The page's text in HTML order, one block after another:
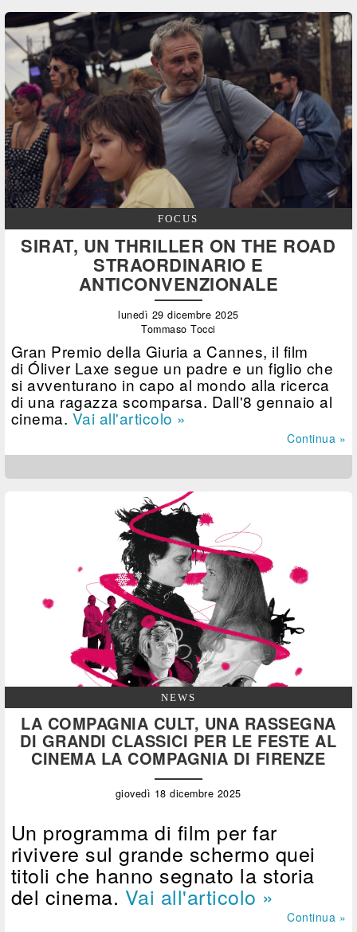
FOCUS
SIRAT, UN THRILLER ON THE ROAD
STRAORDINARIO E
ANTICONVENZIONALE
lunedì 29 dicembre 2025
Tommaso Tocci
Gran Premio della Giuria a Cannes, il film
di Óliver Laxe segue un padre e un figlio che
si avventurano in capo al mondo alla ricerca
di una ragazza scomparsa. Dall'8 gennaio al
cinema. Vai all'articolo »
Continua »
NEWS
LA COMPAGNIA CULT, UNA RASSEGNA
DI GRANDI CLASSICI PER LE FESTE AL
CINEMA LA COMPAGNIA DI FIRENZE
giovedì 18 dicembre 2025
Un programma di film per far
rivivere sul grande schermo quei
titoli che hanno segnato la storia
del cinema. Vai all'articolo »
Continua »